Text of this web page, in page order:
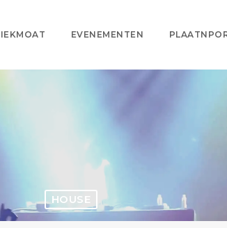
EVENEMENTEN
HOUSE